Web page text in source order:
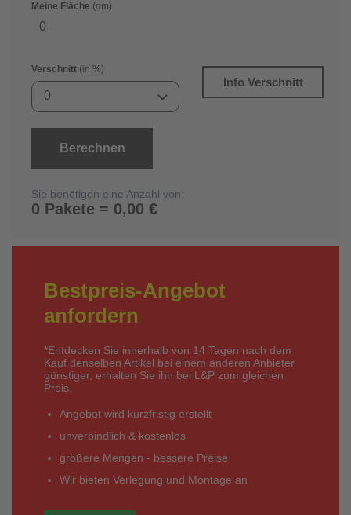
Meine Fläche (qm)
Verschnitt (in %)
0
Info Verschnitt
Berechnen
Sie benötigen eine Anzahl von:
0 Pakete = 0,00 €
Bestpreis-Angebot
anfordern
*Entdecken Sie innerhalb von 14 Tagen nach dem
Kauf denselben Artikel bei einem anderen Anbieter
günstiger, erhalten Sie ihn bei L&P zum gleichen
Preis.
Angebot wird kurzfristig erstellt
unverbindlich & kostenlos
größere Mengen - bessere Preise
Wir bieten Verlegung und Montage an